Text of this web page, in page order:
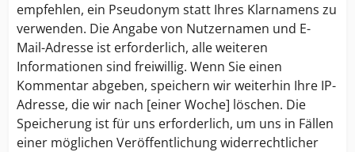
empfehlen, ein Pseudonym statt Ihres Klarnamens zu
verwenden. Die Angabe von Nutzernamen und E-
Mail-Adresse ist erforderlich, alle weiteren
Informationen sind freiwillig. Wenn Sie einen
Kommentar abgeben, speichern wir weiterhin Ihre IP-
Adresse, die wir nach [einer Woche] löschen. Die
Speicherung ist für uns erforderlich, um uns in Fällen
einer möglichen Veröffentlichung widerrechtlicher